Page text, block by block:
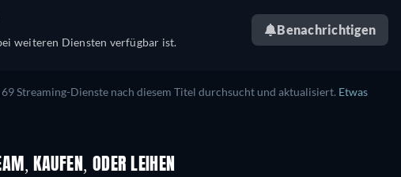
weiteren Diensten verfügbar ist.
Benachrichtigen
Streaming-Dienste nach diesem Titel durchsucht und aktualisiert. Etwas
KAUFEN, ODER LEIHEN